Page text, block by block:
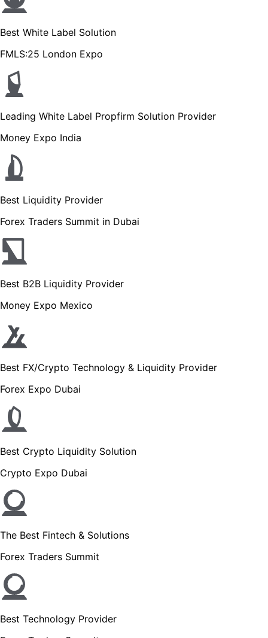
Best White Label Solution
FMLS:25 London Expo
Leading White Label Propfirm Solution Provider
Money Expo India
Best Liquidity Provider
Forex Traders Summit in Dubai
Best B2B Liquidity Provider
Money Expo Mexico
Best FX/Crypto Technology & Liquidity Provider
Forex Expo Dubai
Best Crypto Liquidity Solution
Crypto Expo Dubai
The Best Fintech & Solutions
Forex Traders Summit
Best Technology Provider